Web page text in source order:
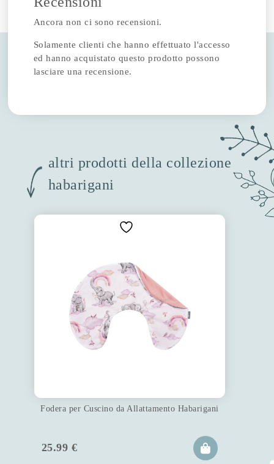
Ancora non ci sono recensioni.
Solamente clienti che hanno effettuato l'accesso
ed hanno acquistato questo prodotto possono
lasciare una recensione.
altri prodotti della collezione
habarigani
Fodera per Cuscino da Allattamento Habarigani
25.99 €